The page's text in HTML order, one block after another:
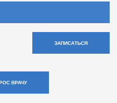
ЗАПИСАТЬСЯ
ВРАЧУ